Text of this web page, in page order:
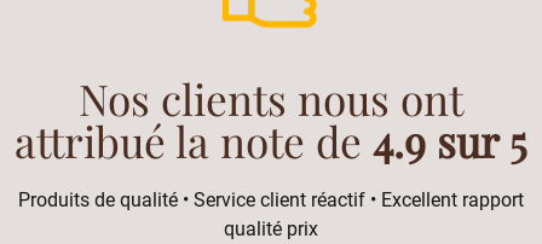
Nos clients nous ont
attribué la note de 4.9 sur 5
Produits de qualité • Service client réactif • Excellent rapport
qualité prix